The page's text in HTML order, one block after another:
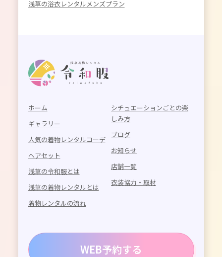
浅草の浴衣レンタルメンズプラン
ホーム
ギャラリー
人気の着物レンタルコーデ
ヘアセット
浅草の令和服とは
浅草の着物レンタルとは
着物レンタルの流れ
シチュエーションごとの楽
しみ方
ブログ
お知らせ
店舗一覧
衣装協力・取材
WEB予約する